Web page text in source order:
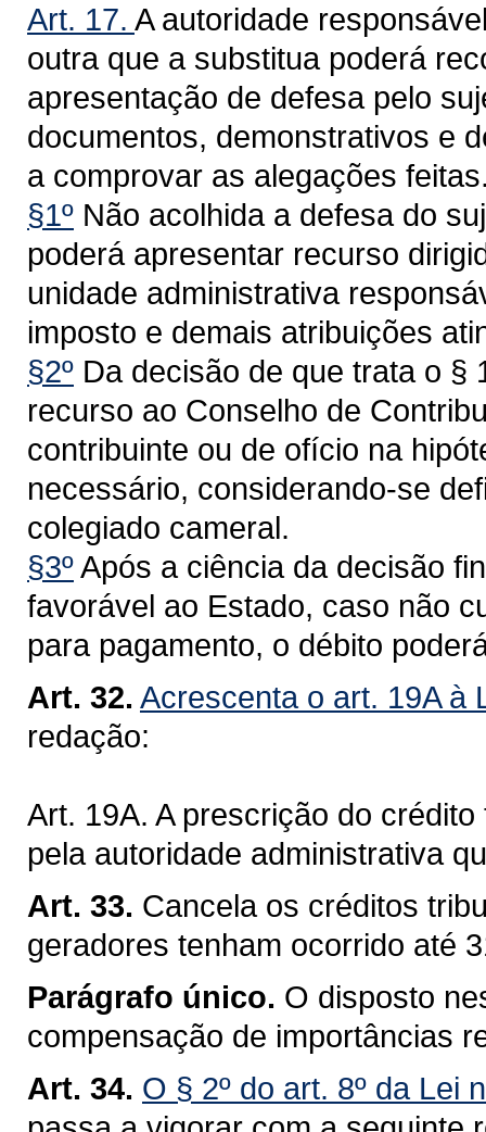
Art. 17. A autoridade
outra que a substitua poderá
apresentação de defesa pelo
documentos, demonstrativos e
a comprovar as alegações
§1º Não acolhida a defesa do
poderá apresentar recurso
unidade administrativa
imposto e demais atribuições
§2º Da decisão de que trata o §
recurso ao Conselho de
contribuinte ou de ofício na
necessário, considerando-se
colegiado cameral.
§3ºApós a ciência da decisão
favorável ao Estado, caso não
para pagamento, o débito
Art. 32. Acrescenta o art. 19A à
redação:
Art. 19A. A prescrição do
pela autoridade administrativa
Art. 33. Cancela os créditos
geradores tenham ocorrido até
Parágrafo único. O disposto
compensação de importâncias
Art. 34. O § 2º do art. 8º da Lei